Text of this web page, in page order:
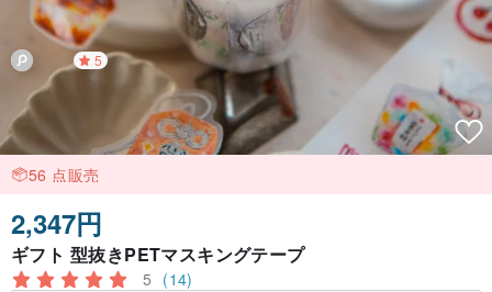
5
56 点販売
2,347円
ギフト 型抜きPETマスキングテープ
5 (14)